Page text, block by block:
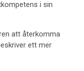
i sin
att återkomma
ett mer